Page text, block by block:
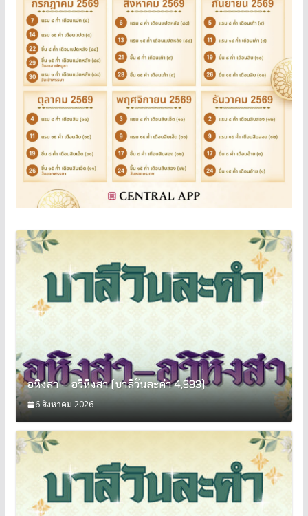
อหิงสา – อวิหิงสา (บาลีวันละคำ 4,993)
6 สิงหาคม 2026